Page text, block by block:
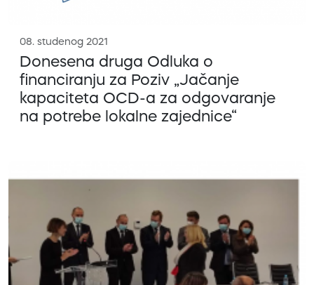
08. studenog 2021
Donesena druga Odluka o
financiranju za Poziv „Jačanje
kapaciteta OCD-a za odgovaranje
na potrebe lokalne zajednice“